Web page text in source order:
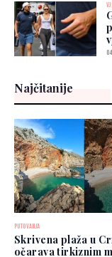
Najčitanije
PUTOVANJA
Skrivena plaža u
očarava tirkiznim